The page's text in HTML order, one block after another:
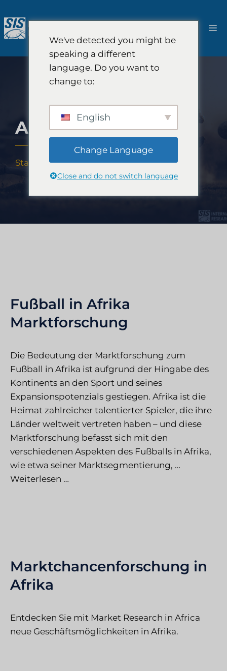
Inhalt
springen
AFRIKA
Startseite-Afrika
Fußball in Afrika
Marktforschung
Die Bedeutung der Marktforschung zum
Fußball in Afrika ist aufgrund der Hingabe des
Kontinents an den Sport und seines
Expansionspotenzials gestiegen. Afrika ist die
Heimat zahlreicher talentierter Spieler, die ihre
Länder weltweit vertreten haben – und diese
Marktforschung befasst sich mit den
verschiedenen Aspekten des Fußballs in Afrika,
wie etwa seiner Marktsegmentierung, …
Weiterlesen …
Marktchancenforschung in
Afrika
Entdecken Sie mit Market Research in Africa
neue Geschäftsmöglichkeiten in Afrika.
We've detected you might be
speaking a different
language. Do you want to
change to:
English
Change Language
Close and do not switch language